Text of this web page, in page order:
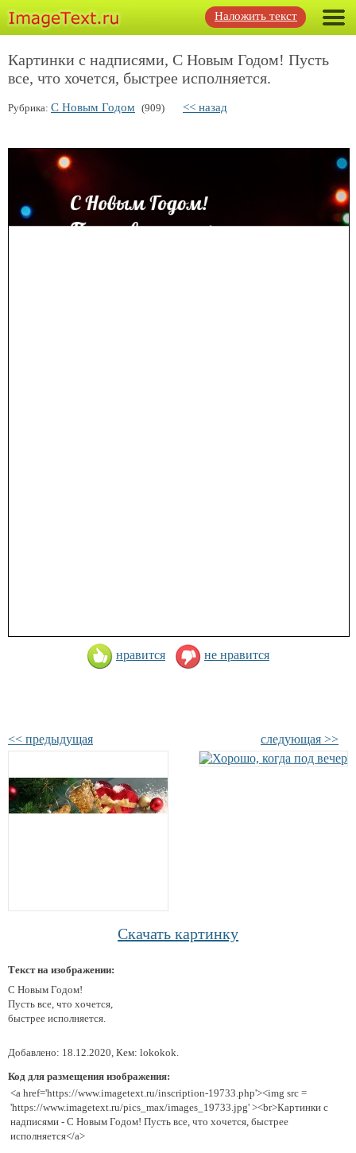
Наложить текст
Картинки с надписями, С Новым Годом! Пусть
все, что хочется, быстрее исполняется.
Рубрика: С Новым Годом (909) << назад
нравится не нравится
<< предыдущая следующая >>
Скачать картинку
Текст на изображении:
С Новым Годом!
Пусть все, что хочется,
быстрее исполняется.
Добавлено: 18.12.2020, Кем: lokokok.
Код для размещения изображения:
<a href='https://www.imagetext.ru/inscription-19733.php'><img src =
'https://www.imagetext.ru/pics_max/images_19733.jpg' ><br>Картинки с
надписями - С Новым Годом! Пусть все, что хочется, быстрее
исполняется</a>